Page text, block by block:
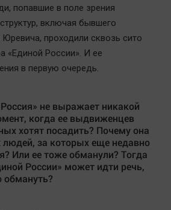
попавшие в поле зрения
включая бывшего
Юревича, проходили сквозь сито
«Единой России». И ее
в первую очередь.
не выражает никакой
когда ее выдвиженцев
хотят посадить? Почему она
людей, за которых еще недавно
Или ее тоже обманули? Тогда
России» может идти речь,
обмануть?